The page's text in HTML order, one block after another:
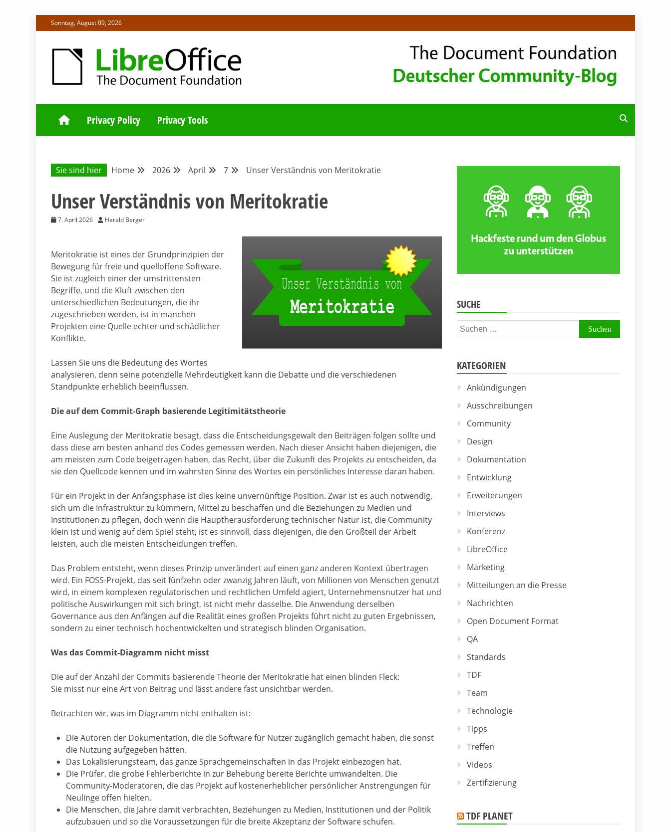
to
Sonntag, August 09, 2026
DEUTSCHER COMMUNITY-BLOG
Privacy Policy Privacy Tools
Sie sind hier Home 2026 April 7 Unser Verständnis von Meritokratie
Unser Verständnis von Meritokratie
7. April 2026 Harald Berger
Meritokratie ist eines der Grundprinzipien der
Bewegung für freie und quelloffene Software.
Sie ist zugleich einer der umstrittensten
Begriffe, und die Kluft zwischen den
unterschiedlichen Bedeutungen, die ihr
zugeschrieben werden, ist in manchen
Projekten eine Quelle echter und schädlicher
Konflikte.
Lassen Sie uns die Bedeutung des Wortes
analysieren, denn seine potenzielle Mehrdeutigkeit kann die Debatte und die verschiedenen
Standpunkte erheblich beeinflussen.
Die auf dem Commit-Graph basierende Legitimitätstheorie
Eine Auslegung der Meritokratie besagt, dass die Entscheidungsgewalt den Beiträgen folgen sollte und
dass diese am besten anhand des Codes gemessen werden. Nach dieser Ansicht haben diejenigen, die
am meisten zum Code beigetragen haben, das Recht, über die Zukunft des Projekts zu entscheiden, da
sie den Quellcode kennen und im wahrsten Sinne des Wortes ein persönliches Interesse daran haben.
Für ein Projekt in der Anfangsphase ist dies keine unvernünftige Position. Zwar ist es auch notwendig,
sich um die Infrastruktur zu kümmern, Mittel zu beschaffen und die Beziehungen zu Medien und
Institutionen zu pflegen, doch wenn die Hauptherausforderung technischer Natur ist, die Community
klein ist und wenig auf dem Spiel steht, ist es sinnvoll, dass diejenigen, die den Großteil der Arbeit
leisten, auch die meisten Entscheidungen treffen.
Das Problem entsteht, wenn dieses Prinzip unverändert auf einen ganz anderen Kontext übertragen
wird. Ein FOSS-Projekt, das seit fünfzehn oder zwanzig Jahren läuft, von Millionen von Menschen genutzt
wird, in einem komplexen regulatorischen und rechtlichen Umfeld agiert, Unternehmensnutzer hat und
politische Auswirkungen mit sich bringt, ist nicht mehr dasselbe. Die Anwendung derselben
Governance aus den Anfängen auf die Realität eines großen Projekts führt nicht zu guten Ergebnissen,
sondern zu einer technisch hochentwickelten und strategisch blinden Organisation.
Was das Commit-Diagramm nicht misst
Die auf der Anzahl der Commits basierende Theorie der Meritokratie hat einen blinden Fleck:
Sie misst nur eine Art von Beitrag und lässt andere fast unsichtbar werden.
Betrachten wir, was im Diagramm nicht enthalten ist:
Die Autoren der Dokumentation, die die Software für Nutzer zugänglich gemacht haben, die sonst
die Nutzung aufgegeben hätten.
Das Lokalisierungsteam, das ganze Sprachgemeinschaften in das Projekt einbezogen hat.
Die Prüfer, die grobe Fehlerberichte in zur Behebung bereite Berichte umwandelten. Die
Community-Moderatoren, die das Projekt auf kostenerheblicher persönlicher Anstrengungen für
Neulinge offen hielten.
Die Menschen, die Jahre damit verbrachten, Beziehungen zu Medien, Institutionen und der Politik
aufzubauen und so die Voraussetzungen für die breite Akzeptanz der Software schufen.
SUCHE
Suchen
nach:
KATEGORIEN
Ankündigungen
Ausschreibungen
Community
Design
Dokumentation
Entwicklung
Erweiterungen
Interviews
Konferenz
LibreOffice
Marketing
Mitteilungen an die Presse
Nachrichten
Open Document Format
QA
Standards
TDF
Team
Technologie
Tipps
Treffen
Videos
Zertifizierung
TDF PLANET